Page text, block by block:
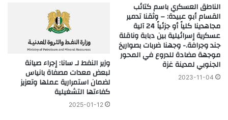
الناطق العسكري باسم كتائب
القسام أبو عبيدة: – وثقنا تدمير
مجاهدينا كلياً أو جزئياً 24 آلية
عسكرية إسرائيلية بين دبابة وناقلة
جند وجرافة.- وجهنا ضربات بصواريخ
موجهة مضادة للدروع في المحور
الجنوبي لمدينة غزة
2023-11-04
وزير النفط لـ سانا: إجراء صيانة
لبعض معدات مصفاة بانياس
لضمان استمرارية عملها وتعزيز
كفاءتها التشغيلية
2025-01-12